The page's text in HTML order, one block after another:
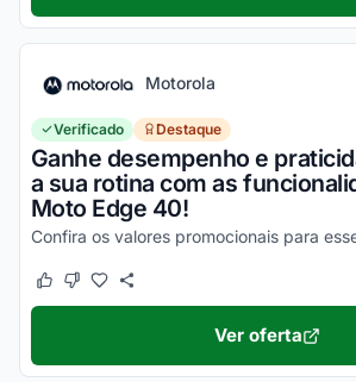
Motorola
Verificado Destaque
Ganhe desempenho e
a sua rotina com as
Moto Edge 40!
Este cupom funcionou
Este cupom não funcionou
Ver oferta